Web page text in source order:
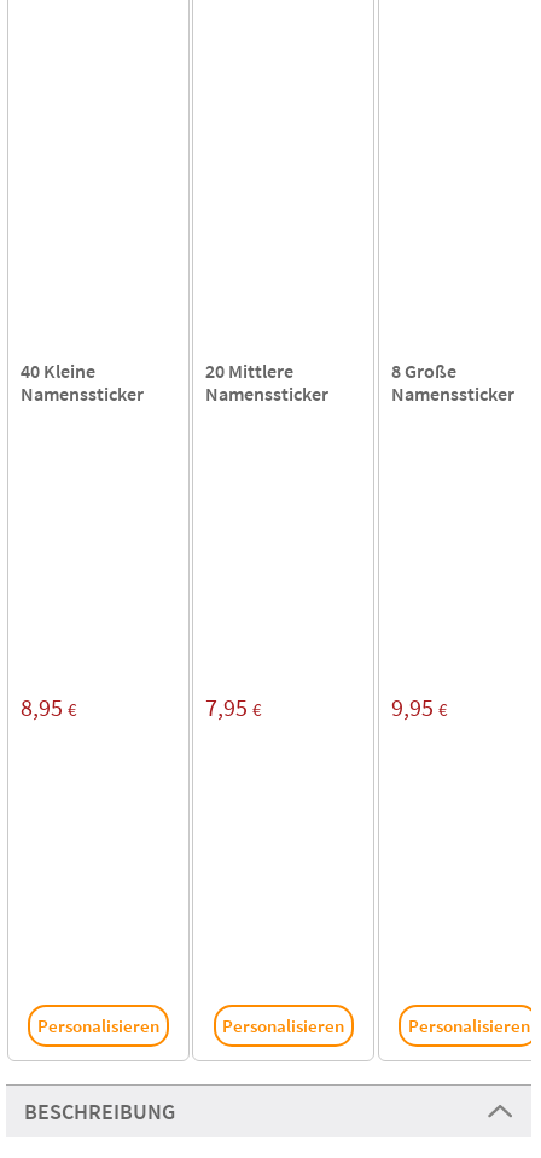
40 Kleine
Namenssticker
8,95 €
Personalisieren
20 Mittlere
Namenssticker
7,95 €
Personalisieren
8 Große
Namenssticker
9,95 €
Personalisieren
BESCHREIBUNG